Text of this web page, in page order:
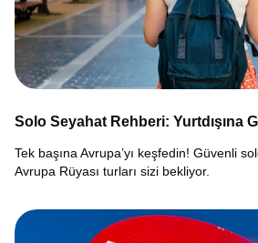
Solo Seyahat Rehberi: Yurtdışına
Tek başına Avrupa’yı keşfedin! Güvenli
Avrupa Rüyası turları sizi bekliyor.